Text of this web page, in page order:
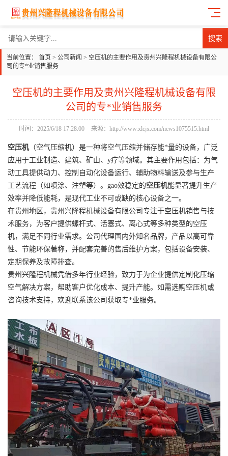
搜索
当前位置： 首页 > 公司新闻 > 空压机的主要作用及贵州兴隆程机械设备有限公
司的专*业销售服务
空压机的主要作用及贵州兴隆程机械设备有限
公司的专*业销售服务
时间：2025/6/18 17:28:00 来源：http://www.xlcjx.com/news1075515.html
空压机（空气压缩机）是一种将空气压缩并储存能*量的设备，广泛
应用于工业制造、建筑、矿山、y疗等领域。其主要作用包括：为气
动工具提供动力、控制自动化设备运行、辅助物料输送及参与生产
工艺流程（如喷涂、注塑等）。gao效稳定的空压机能显著提升生产
效率并降低能耗，是现代工业不可或缺的核心设备之一。
在贵州地区，贵州兴隆程机械设备有限公司专注于空压机销售与技
术服务，为客户提供螺杆式、活塞式、离心式等多种类型的空压
机，满足不同行业需求。公司代理国内外知名品牌，产品以高可靠
性、节能环保著称，并配套完善的售后维护方案，包括设备安装、
定期保养及故障排查。
贵州兴隆程机械凭借多年行业经验，致力于为企业提供定制化压缩
空气解决方案，帮助客户优化成本、提升产能。如需选购空压机或
咨询技术支持，欢迎联系该公司获取专*业服务。